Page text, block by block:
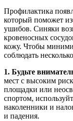
Профилактика
который поможет
ушибов. Синяки
кровеносных
кожу. Чтобы
соблюдать
1. Будьте
мест с высоким
площадки или
спортом,
наколенники и
и падения.